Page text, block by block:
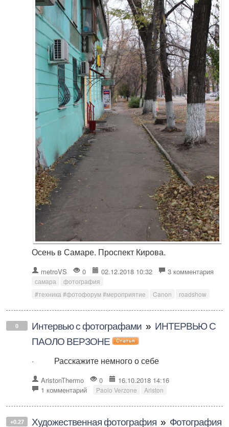
Осень в Самаре. Проспект Кирова.
metroVS 0 02.12.2018 10:32 3 комментария
самара
фотография
#техника #фотофорум #мероприятие
Canon roadshow
0 Интервью с фотографами » ИНТЕРВЬЮ С
ПАОЛО ВЕРЗОНЕ
· Расскажите немного о себе
AristonThermo 0
16.10.2018 14:16
1 комментарий
Paolo Verzone Ariston
+0.27 Художественная фотография » Фотография